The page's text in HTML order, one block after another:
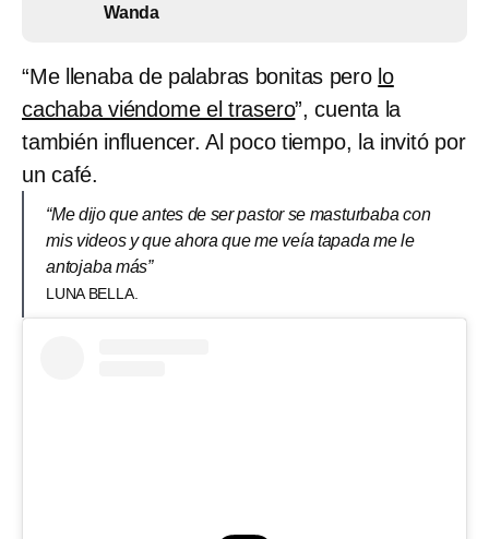
Wanda
“Me llenaba de palabras bonitas pero lo
cachaba viéndome el trasero”, cuenta la
también influencer. Al poco tiempo, la invitó por
un café.
“Me dijo que antes de ser pastor se masturbaba con
mis videos y que ahora que me veía tapada me le
antojaba más”
LUNA BELLA.